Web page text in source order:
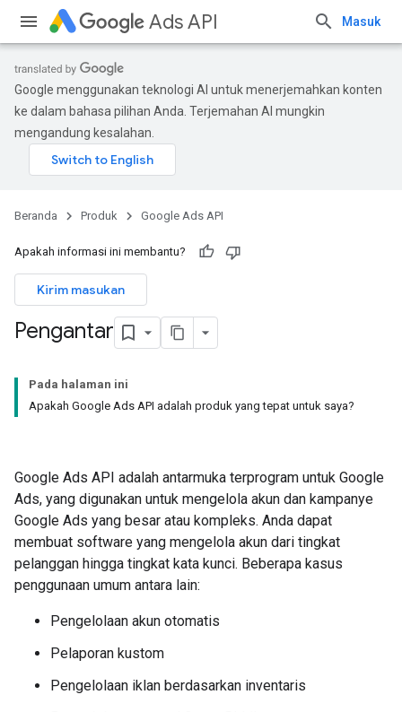
Ads API Masuk
Google menggunakan teknologi AI untuk menerjemahkan konten
ke dalam bahasa pilihan Anda. Terjemahan AI mungkin
mengandung kesalahan.
Beranda Produk Google Ads API
Apakah informasi ini membantu?
Kirim masukan
Pengantar
Pada halaman ini
Apakah Google Ads API adalah produk yang tepat untuk saya?
Google Ads API adalah antarmuka terprogram untuk Google
Ads, yang digunakan untuk mengelola akun dan kampanye
Google Ads yang besar atau kompleks. Anda dapat
membuat software yang mengelola akun dari tingkat
pelanggan hingga tingkat kata kunci. Beberapa kasus
penggunaan umum antara lain:
Pengelolaan akun otomatis
Pelaporan kustom
Pengelolaan iklan berdasarkan inventaris